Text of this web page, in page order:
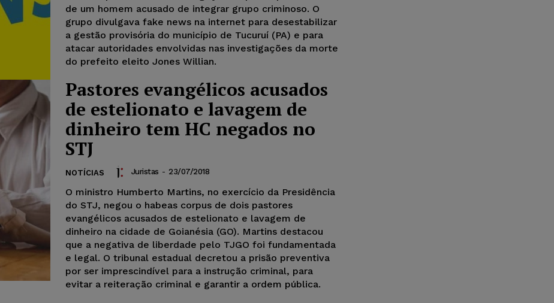
de um homem acusado de integrar grupo criminoso. O
grupo divulgava fake news na internet para desestabilizar
a gestão provisória do município de Tucuruí (PA) e para
atacar autoridades envolvidas nas investigações da morte
do prefeito eleito Jones Willian.
Pastores evangélicos acusados
de estelionato e lavagem de
dinheiro tem HC negados no
STJ
NOTÍCIAS Juristas - 23/07/2018
O ministro Humberto Martins, no exercício da Presidência
do STJ, negou o habeas corpus de dois pastores
evangélicos acusados de estelionato e lavagem de
dinheiro na cidade de Goianésia (GO). Martins destacou
que a negativa de liberdade pelo TJGO foi fundamentada
e legal. O tribunal estadual decretou a prisão preventiva
por ser imprescindível para a instrução criminal, para
evitar a reiteração criminal e garantir a ordem pública.